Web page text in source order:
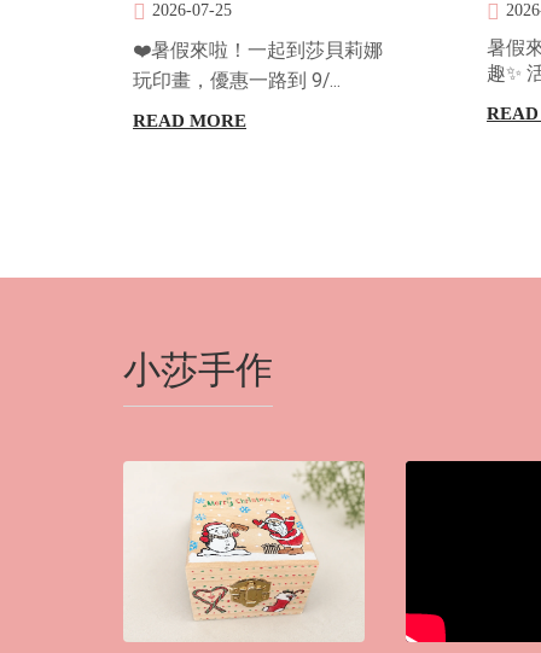
2026-07-25
❤️暑假來啦！一起到莎貝莉娜
玩印畫，優惠一路到 9/...
READ MORE
暑假
趣✨
小莎手作